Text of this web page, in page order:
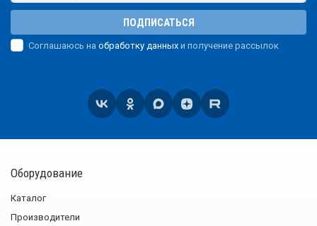
ПОДПИСАТЬСЯ
Соглашаюсь на обработку данных и получение рассылок
Оборудование
Каталог
Производители